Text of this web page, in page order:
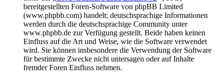
bereitgestellten Foren-Software von phpBB Limited
(www.phpbb.com) handelt; deutschsprachige Informationen
werden durch die deutschsprachige Community unter
www.phpbb.de zur Verfügung gestellt. Beide haben keinen
Einfluss auf die Art und Weise, wie die Software verwendet
wird. Sie können insbesondere die Verwendung der Software
für bestimmte Zwecke nicht untersagen oder auf Inhalte
fremder Foren Einfluss nehmen.